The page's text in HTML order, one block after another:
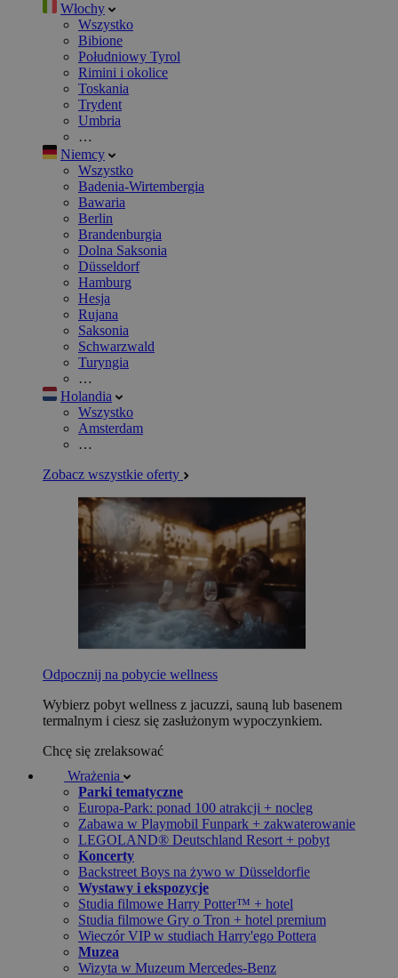
Włochy
Wszystko
Bibione
Południowy Tyrol
Rimini i okolice
Toskania
Trydent
Umbria
…
Niemcy
Wszystko
Badenia-Wirtembergia
Bawaria
Berlin
Brandenburgia
Dolna Saksonia
Düsseldorf
Hamburg
Hesja
Rujana
Saksonia
Schwarzwald
Turyngia
…
Holandia
Wszystko
Amsterdam
…
Zobacz wszystkie oferty
Odpocznij na pobycie wellness
Wybierz pobyt wellness z jacuzzi, sauną lub basenem
termalnym i ciesz się zasłużonym wypoczynkiem.
Chcę się zrelaksować
Wrażenia
Parki tematyczne
Europa-Park: ponad 100 atrakcji + nocleg
Zabawa w Playmobil Funpark + zakwaterowanie
LEGOLAND® Deutschland Resort + pobyt
Koncerty
Backstreet Boys na żywo w Düsseldorfie
Wystawy i ekspozycje
Studia filmowe Harry Potter™ + hotel
Studia filmowe Gry o Tron + hotel premium
Wieczór VIP w studiach Harry'ego Pottera
Muzea
Wizyta w Muzeum Mercedes-Benz